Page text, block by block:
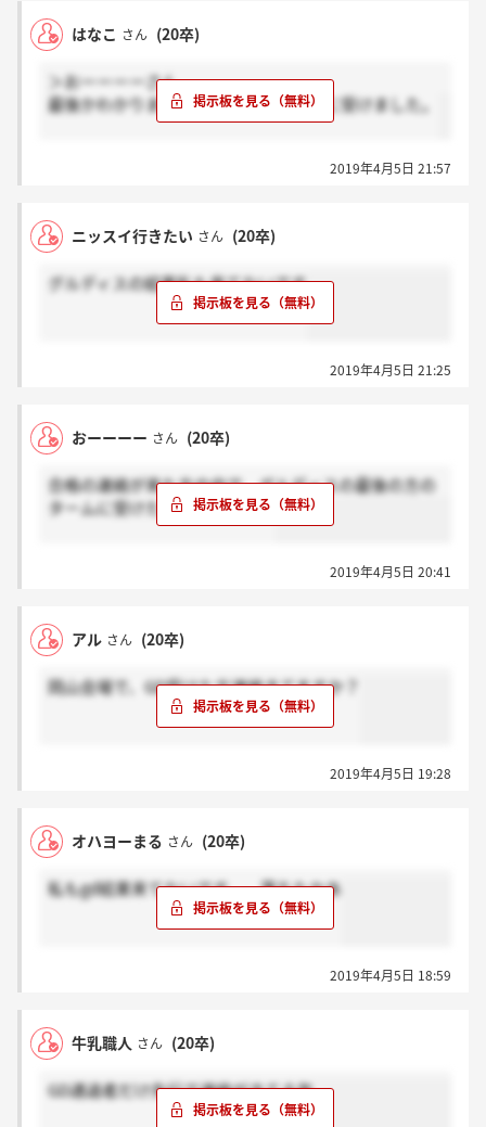
はなこ さん (20卒)
＞おーーーーさん
最後かわかりませんが、東京会場3/29に受けました。
2019年4月5日 21:57
ニッスイ行きたい さん (20卒)
グルディスの結果私も来てないです
2019年4月5日 21:25
おーーーー さん (20卒)
合格の連絡が来た方の中で、グルディスの最後の方の
タームに受けた方いますか、？
2019年4月5日 20:41
アル さん (20卒)
岡山会場で、GD受けた方連絡きてますか？
2019年4月5日 19:28
オハヨーまる さん (20卒)
私もgd結果来てないです、、落ちたかあ
2019年4月5日 18:59
牛乳職人 さん (20卒)
GD通過者だけ先行で連絡がきてる気